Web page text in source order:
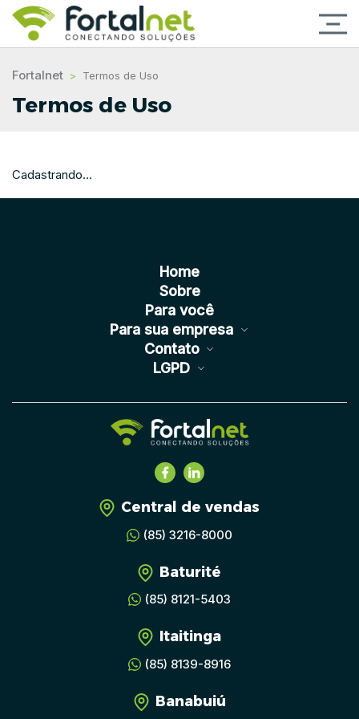
Fortalnet > Termos de Uso
Termos de Uso
Cadastrando…
Home
Sobre
Para você
Para sua empresa
Contato
LGPD
Central de vendas
(85) 3216-8000
Baturité
(85) 8121-5403
Itaitinga
(85) 8139-8916
Banabuiú